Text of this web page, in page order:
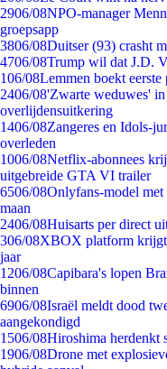
2906/08NPO-manager
groepsapp
3806/08Duitser (93) crasht
4706/08Trump wil dat J.D.
106/08Lemmen boekt
2406/08'Zwarte weduwes'
overlijdensuitkering
1406/08Zangeres en Idols-
overleden
1006/08Netflix-abonnees
uitgebreide GTA VI trailer
6506/08Onlyfans-model
maan
2406/08Huisarts per direct
306/08XBOX platform krijgt
jaar
1206/08Capibara's lopen
binnen
6906/08Israël meldt dood
aangekondigd
1506/08Hiroshima herdenkt
1906/08Drone met